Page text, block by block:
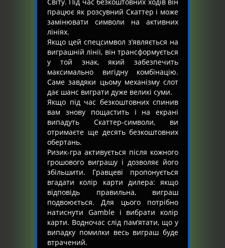
працює як розсувний Скаттер і може
замінювати символи на активних
лініях.
Якщо цей спецсимвол з’являється на
виграшній лінії, він трансформується
у той знак, який забезпечить
максимально вигідну комбінацію.
Саме завдяки цьому механізму слот
дає шанс виграти дуже великі суми.
Якщо під час безкоштовних спинив
вам знову пощастить і на екрані
випадуть Скаттер-символи, ви
отримаєте ще десять безкоштовних
обертань.
Ризик-гра активується після кожного
грошового виграшу і дозволяє його
збільшити. Гравцеві пропонується
вгадати колір карти дилера: якщо
відповідь правильна, виграш
подвоюється. Для цього потрібно
натиснути Gamble і вибрати колір
карти. Водночас слід пам’ятати, що у
випадку помилки весь виграш буде
втрачений.